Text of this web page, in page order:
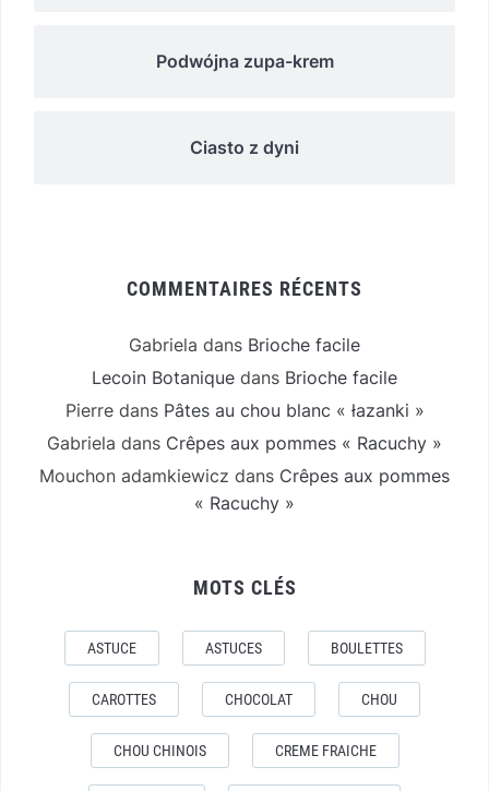
Podwójna zupa-krem
Ciasto z dyni
COMMENTAIRES RÉCENTS
Gabriela dans Brioche facile
Lecoin Botanique dans Brioche facile
Pierredans Pâtes au chou blanc « łazanki »
Gabriela dans Crêpes aux pommes « Racuchy »
Mouchon adamkiewicz dans Crêpes aux pommes
« Racuchy »
MOTS CLÉS
ASTUCE ASTUCES BOULETTES
CAROTTES CHOCOLAT CHOU
CHOU CHINOIS CREME FRAICHE